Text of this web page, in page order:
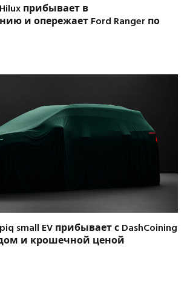
прибывает в
и опережает Ford Ranger по
small EV прибывает с DashCoining
и крошечной ценой